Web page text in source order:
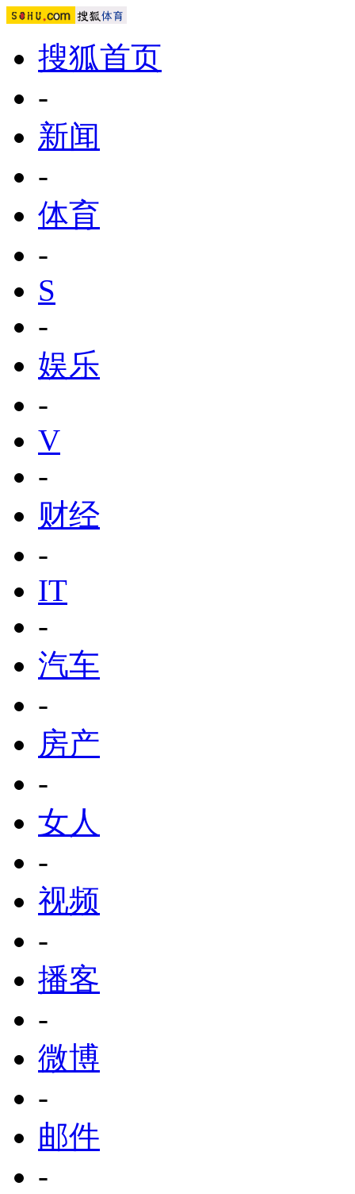
搜狐首页
-
新闻
-
体育
-
S
-
娱乐
-
V
-
财经
-
IT
-
汽车
-
房产
-
女人
-
视频
-
播客
-
微博
-
邮件
-